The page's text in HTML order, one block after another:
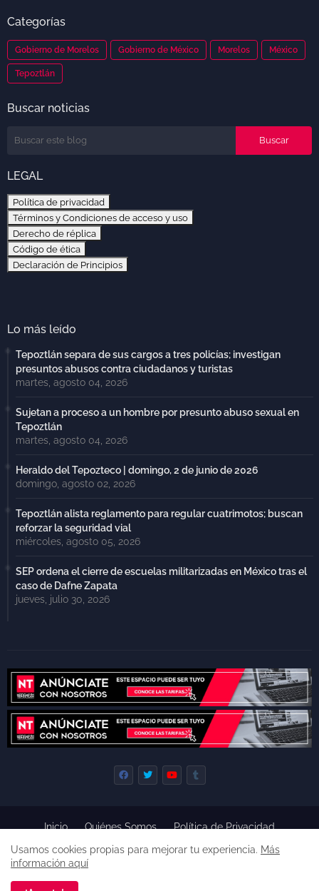
Categorías
Gobierno de Morelos Gobierno de México Morelos México
Tepoztlán
Buscar noticias
LEGAL
Política de privacidad
Términos y Condiciones de acceso y uso
Derecho de réplica
Código de ética
Declaración de Principios
Lo más leído
Tepoztlán separa de sus cargos a tres policías; investigan
presuntos abusos contra ciudadanos y turistas
martes, agosto 04, 2026
Sujetan a proceso a un hombre por presunto abuso sexual en
Tepoztlán
martes, agosto 04, 2026
Heraldo del Tepozteco | domingo, 2 de junio de 2026
domingo, agosto 02, 2026
Tepoztlán alista reglamento para regular cuatrimotos; buscan
reforzar la seguridad vial
miércoles, agosto 05, 2026
SEP ordena el cierre de escuelas militarizadas en México tras el
caso de Dafne Zapata
jueves, julio 30, 2026
Derechos reservados, 2022 -
Inicio Quiénes Somos
Política de Privacidad
Derecho de Réplica
Términos y Condiciones de Uso
Usamos cookies propias para mejorar tu experiencia. Más
información aquí